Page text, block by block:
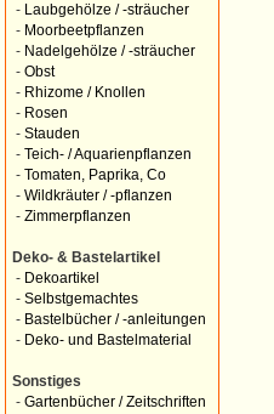
-
Laubgehölze / -sträucher
- Moorbeetpflanzen
- Nadelgehölze / -sträucher
- Obst
- Rhizome / Knollen
- Rosen
- Stauden
- Teich- / Aquarienpflanzen
- Tomaten, Paprika, Co
- Wildkräuter / -pflanzen
- Zimmerpflanzen
Deko- & Bastelartikel
- Dekoartikel
- Selbstgemachtes
- Bastelbücher / -anleitungen
- Deko- und Bastelmaterial
Sonstiges
- Gartenbücher / Zeitschriften